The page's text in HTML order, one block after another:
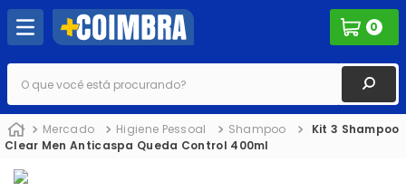
0
O que você está procurando?
Mercado Higiene Pessoal Shampoo
Kit 3 Shampoo
Clear Men Anticaspa Queda Control 400ml